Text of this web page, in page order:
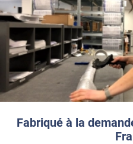
Fabriqué à la